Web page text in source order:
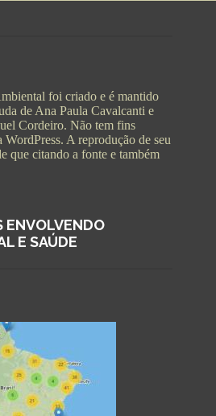
foi criado e é mantido
de Ana Paula Cavalcanti e
Cordeiro. Não tem fins
A reprodução de seu
que citando a fonte e também
ENVOLVENDO
E SAÚDE